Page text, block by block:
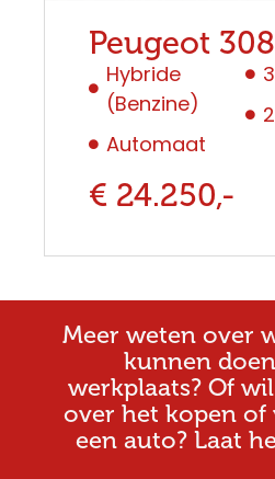
Peugeot 308
Hybride
(Benzine)
Automaat
€ 24.250,-
Meer weten over
kunnen
werkplaats? Of
over het kopen of
een auto? Laat